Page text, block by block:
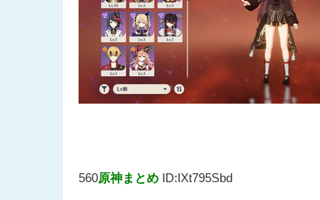
560原神まとめ ID:IXt795Sbd